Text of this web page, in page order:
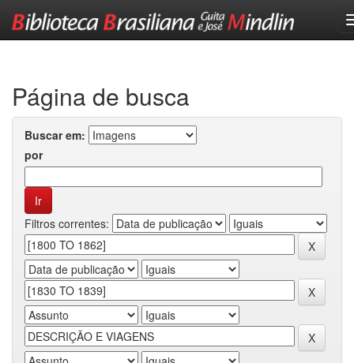
Página de busca
Buscar em:
por
Filtros correntes: